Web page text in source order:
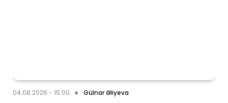
04.08.2026 - 15:00 Gülnar Əliyeva